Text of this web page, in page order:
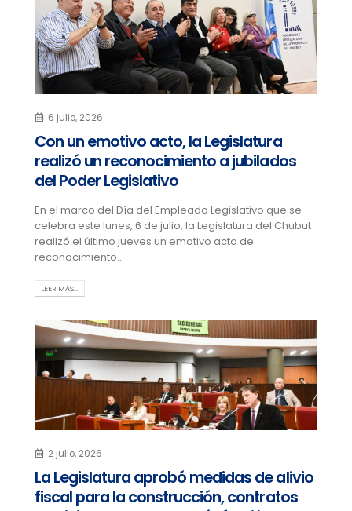
6 julio, 2026
Con un emotivo acto, la Legislatura
realizó un reconocimiento a jubilados
del Poder Legislativo
En el marco del Día del Empleado Legislativo que se
celebra este lunes, 6 de julio, la Legislatura del Chubut
realizó el último jueves un emotivo acto de
reconocimiento...
LEER MÁS…
2 julio, 2026
La Legislatura aprobó medidas de alivio
fiscal para la construcción, contratos